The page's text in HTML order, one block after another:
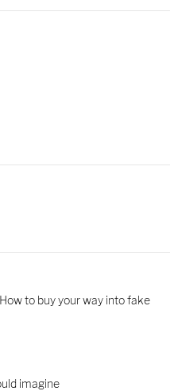
to buy your way into fake
imagine